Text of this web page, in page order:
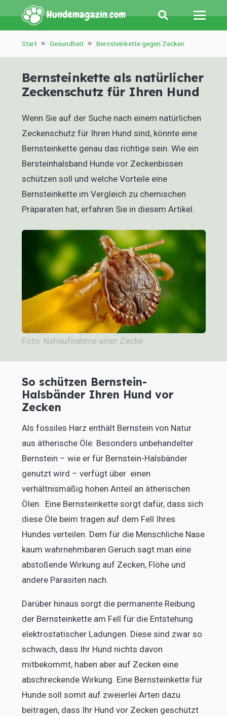
Start Gesundheit Bernsteinkette gegen Zecken
Bernsteinkette als natürlicher
Zeckenschutz für Ihren Hund
Wenn Sie auf der Suche nach einem natürlichen
Zeckenschutz für Ihren Hund sind, könnte eine
Bernsteinkette genau das richtige sein. Wie ein
Bersteinhalsband Hunde vor Zeckenbissen
schützen soll und welche Vorteile eine
Bernsteinkette im Vergleich zu chemischen
Präparaten hat, erfahren Sie in diesem Artikel.
Foto: Nahaufnahme einer Zecke
So schützen Bernstein-
Halsbänder Ihren Hund vor
Zecken
Als fossiles Harz enthält Bernstein von Natur
aus ätherische Öle. Besonders unbehandelter
Bernstein – wie er für Bernstein-Halsbänder
genutzt wird – verfügt über einen
verhältnismäßig hohen Anteil an ätherischen
Ölen. Eine Bernsteinkette sorgt dafür, dass sich
diese Öle beim tragen auf dem Fell Ihres
Hundes verteilen. Dem für die Menschliche Nase
kaum wahrnehmbaren Geruch sagt man eine
abstoßende Wirkung auf Zecken, Flöhe und
andere Parasiten nach.
Darüber hinaus sorgt die permanente Reibung
der Bernsteinkette am Fell für die Entstehung
elektrostatischer Ladungen. Diese sind zwar so
schwach, dass Ihr Hund nichts davon
mitbekommt, haben aber auf Zecken eine
abschreckende Wirkung. Eine Bernsteinkette für
Hunde soll somit auf zweierlei Arten dazu
beitragen, dass Ihr Hund vor Zecken geschützt